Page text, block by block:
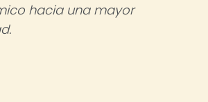
hacia una mayor